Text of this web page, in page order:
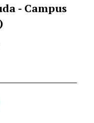
- Campus